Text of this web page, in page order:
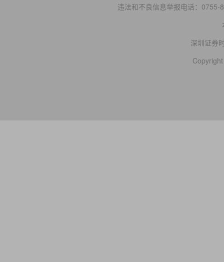
违法和不良信息举报电话：0755-
深圳证券